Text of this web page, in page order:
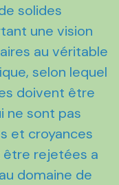
solides
une vision
au véritable
selon lequel
doivent être
ne sont pas
et croyances
rejetées a
domaine de